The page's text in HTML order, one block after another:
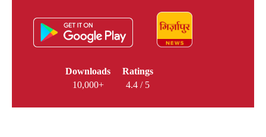
Downloads
10,000+
Ratings
4.4 / 5